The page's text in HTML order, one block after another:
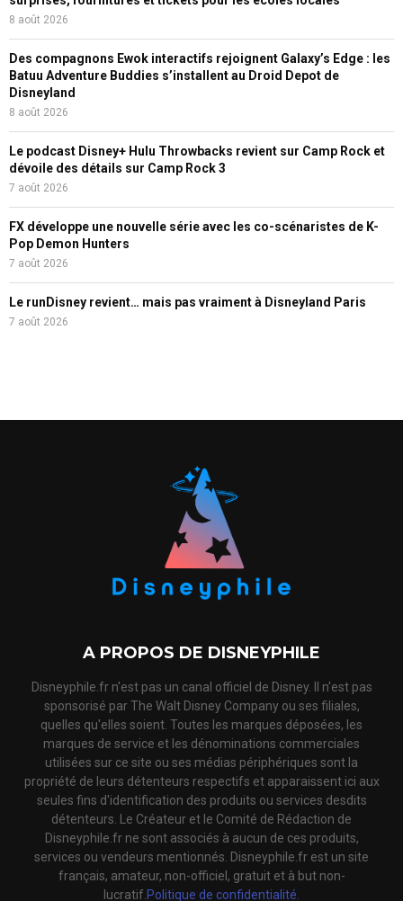
8 août 2026
Des compagnons Ewok interactifs rejoignent Galaxy’s Edge : les
Batuu Adventure Buddies s’installent au Droid Depot de
Disneyland
8 août 2026
Le podcast Disney+ Hulu Throwbacks revient sur Camp Rock et
dévoile des détails sur Camp Rock 3
7 août 2026
FX développe une nouvelle série avec les co-scénaristes de K-
Pop Demon Hunters
7 août 2026
Le runDisney revient… mais pas vraiment à Disneyland Paris
7 août 2026
A PROPOS DE DISNEYPHILE
Disneyphile.fr n'est pas un canal officiel de Disney. Il n'est pas
sponsorisé par The Walt Disney Company ou ses filiales,
quelles qu'elles soient. Toutes les marques déposées, les
marques de service et les dénominations commerciales
utilisées sur ce site ou ses médias périphériques sont la
propriété de leurs détenteurs respectifs et apparaissent ici aux
seules fins d'identification des produits ou services desdits
détenteurs. Le Créateur et le Comité de Rédaction de
Disneyphile.fr ne sont associés à aucun de ces produits,
services ou vendeurs mentionnés. Disneyphile.fr est un site
français, amateur, non-officiel, gratuit et à but non-
lucratif.Politique de confidentialité.